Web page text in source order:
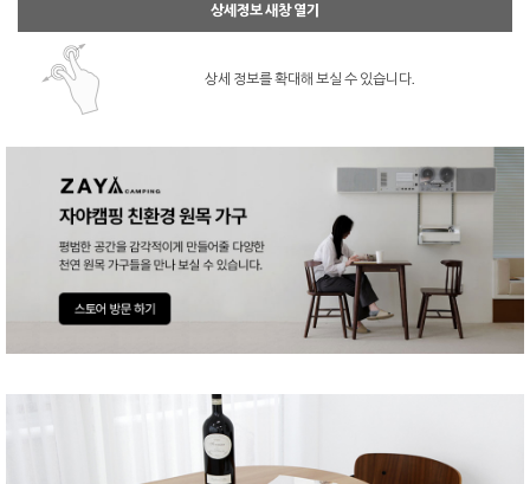
상세정보 새창 열기
상세 정보를 확대해 보실 수 있습니다.